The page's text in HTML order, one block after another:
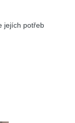
jejích potřeb